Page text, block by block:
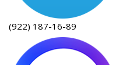
(922) 187-16-89